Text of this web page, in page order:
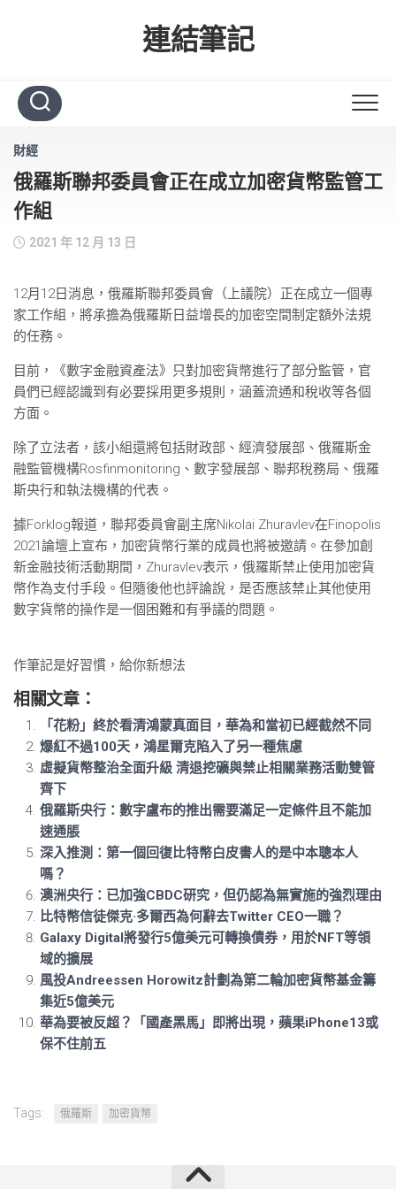
連結筆記
財經
俄羅斯聯邦委員會正在成立加密貨幣監管工
作組
2021 年 12 月 13 日
12月12日消息，俄羅斯聯邦委員會（上議院）正在成立一個專
家工作組，將承擔為俄羅斯日益增長的加密空間制定額外法規
的任務。
目前，《數字金融資產法》只對加密貨幣進行了部分監管，官
員們已經認識到有必要採用更多規則，涵蓋流通和稅收等各個
方面。
除了立法者，該小組還將包括財政部、經濟發展部、俄羅斯金
融監管機構Rosfinmonitoring、數字發展部、聯邦稅務局、俄羅
斯央行和執法機構的代表。
據Forklog報道，聯邦委員會副主席Nikolai Zhuravlev在Finopolis
2021論壇上宣布，加密貨幣行業的成員也將被邀請。在參加創
新金融技術活動期間，Zhuravlev表示，俄羅斯禁止使用加密貨
幣作為支付手段。但隨後他也評論說，是否應該禁止其他使用
數字貨幣的操作是一個困難和有爭議的問題。
作筆記是好習慣，給你新想法
相關文章：
「花粉」終於看清鴻蒙真面目，華為和當初已經截然不同
爆紅不過100天，鴻星爾克陷入了另一種焦慮
虛擬貨幣整治全面升級 清退挖礦與禁止相關業務活動雙管
齊下
俄羅斯央行：數字盧布的推出需要滿足一定條件且不能加
速通脹
深入推測：第一個回復比特幣白皮書人的是中本聰本人
嗎？
澳洲央行：已加強CBDC研究，但仍認為無實施的強烈理由
比特幣信徒傑克·多爾西為何辭去Twitter CEO一職？
Galaxy Digital將發行5億美元可轉換債券，用於NFT等領
域的擴展
風投Andreessen Horowitz計劃為第二輪加密貨幣基金籌
集近5億美元
華為要被反超？「國產黑馬」即將出現，蘋果iPhone13或
保不住前五
Tags: 俄羅斯 加密貨幣